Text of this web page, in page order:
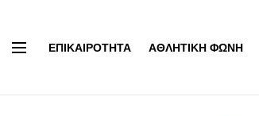
ΕΠΙΚΑΙΡΌΤΗΤΑ ΑΘΛΗΤΙΚΉ ΦΩΝΉ